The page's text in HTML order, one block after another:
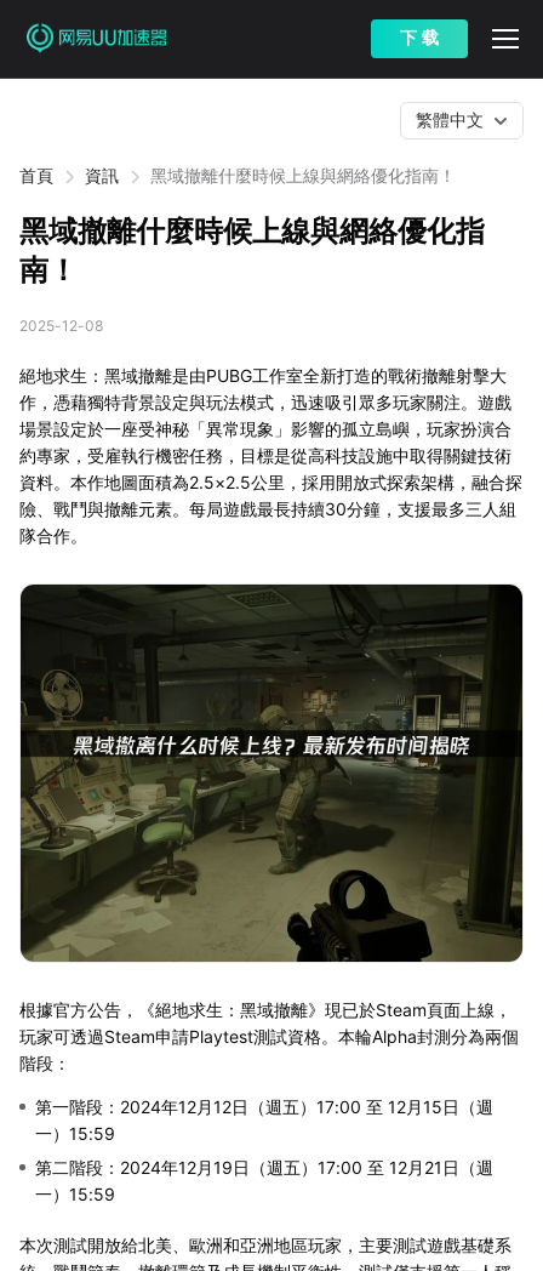
下 载
首頁 資訊 黑域撤離什麼時候上線與網絡優化指南！
繁體中文
黑域撤離什麼時候上線與網絡優化指
南！
2025-12-08
絕地求生：黑域撤離是由PUBG工作室全新打造的戰術撤離射擊大
作，憑藉獨特背景設定與玩法模式，迅速吸引眾多玩家關注。遊戲
場景設定於一座受神秘「異常現象」影響的孤立島嶼，玩家扮演合
約專家，受雇執行機密任務，目標是從高科技設施中取得關鍵技術
資料。本作地圖面積為2.5×2.5公里，採用開放式探索架構，融合探
險、戰鬥與撤離元素。每局遊戲最長持續30分鐘，支援最多三人組
隊合作。
根據官方公告，《絕地求生：黑域撤離》現已於Steam頁面上線，
玩家可透過Steam申請Playtest測試資格。本輪Alpha封測分為兩個
階段：
第一階段：2024年12月12日（週五）17:00 至 12月15日（週
一）15:59
第二階段：2024年12月19日（週五）17:00 至 12月21日（週
一）15:59
本次測試開放給北美、歐洲和亞洲地區玩家，主要測試遊戲基礎系